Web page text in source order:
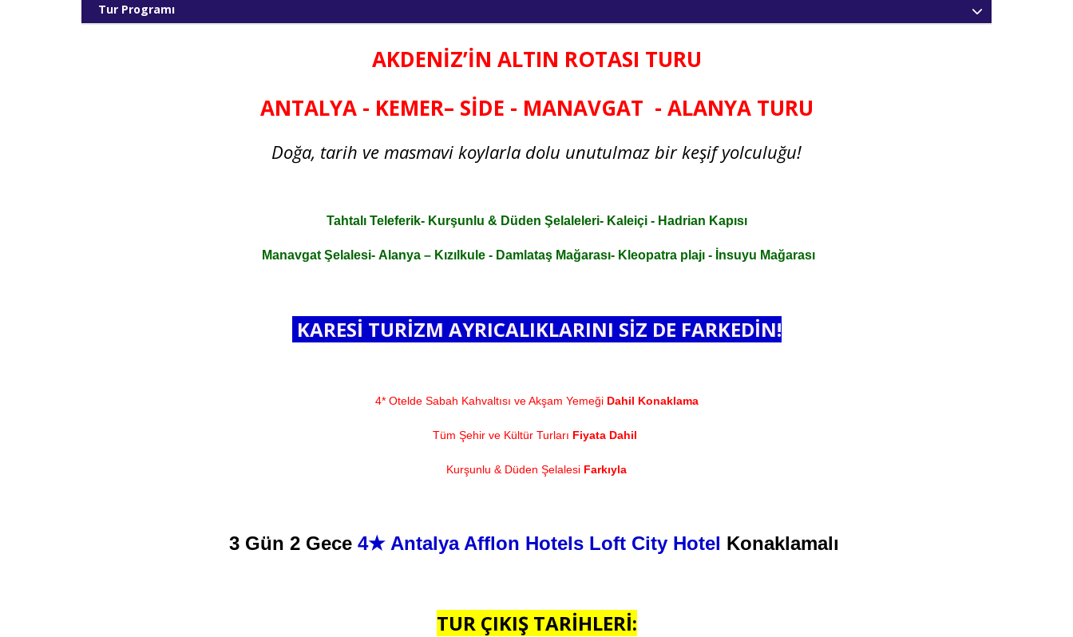
Tur Programı
AKDENİZ’İN ALTIN ROTASI TURU
ANTALYA - KEMER– SİDE - MANAVGAT - ALANYA TURU
Doğa, tarih ve masmavi koylarla dolu unutulmaz bir keşif yolculuğu!
Tahtalı Teleferik- Kurşunlu & Düden Şelaleleri- Kaleiçi - Hadrian Kapısı
Manavgat Şelalesi- Alanya – Kızılkule - Damlataş Mağarası- Kleopatra plajı - İnsuyu Mağarası
KARESİ TURİZM AYRICALIKLARINI SİZ DE FARKEDİN!
4* Otelde Sabah Kahvaltısı ve Akşam Yemeği Dahil Konaklama
Tüm Şehir ve Kültür Turları Fiyata Dahil
Kurşunlu & Düden Şelalesi Farkıyla
3 Gün 2 Gece 4★ Antalya Afflon Hotels Loft City Hotel Konaklamalı
TUR ÇIKIŞ TARİHLERİ: